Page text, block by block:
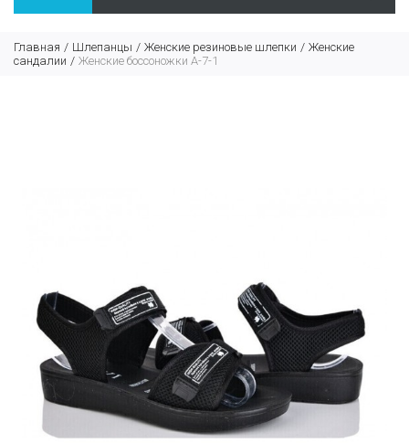
Главная Шлепанцы Женские резиновые шлепки
Женские
сандалии
Женские боссоножки A-7-1